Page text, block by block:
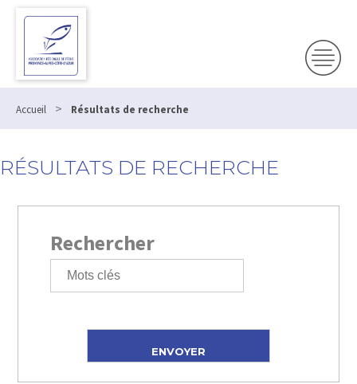
Accueil > Résultats de recherche
RÉSULTATS DE RECHERCHE
Rechercher